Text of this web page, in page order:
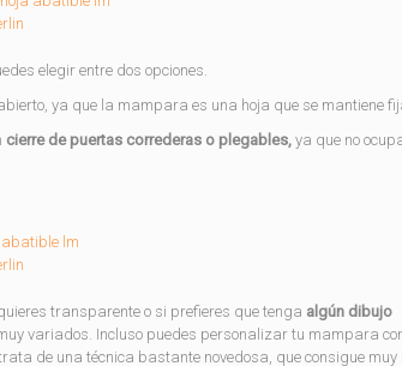
elegir entre dos opciones.
ya que la mampara es una hoja que se mantiene
cierre de puertas correderas o plegables, ya que no
transparente o si prefieres que tenga algún dibujo
variados. Incluso puedes personalizar tu mampara
de una técnica bastante novedosa, que consigue muy